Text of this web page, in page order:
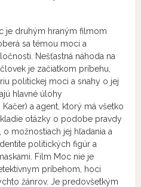
je druhým hraným filmom
sa témou moci a
Nešťastná náhoda na
je začiatkom príbehu,
politickej moci a snahy o jej
hlavné úlohy
a agent, ktorý má všetko
kladie otázky o podobe pravdy
možnostiach jej hľadania a
politických figúr a
Film Moc nie je
príbehom, hoci
žánrov. Je predovšetkým